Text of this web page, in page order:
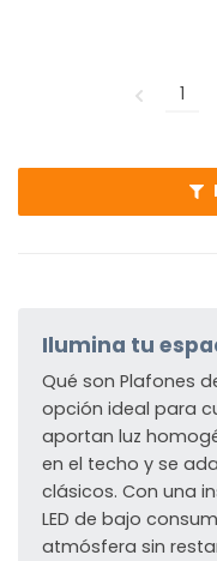
1
Ilumina tu
Qué son Plafones
opción ideal para
aportan luz
en el techo y se
clásicos. Con una
LED de bajo
atmósfera sin